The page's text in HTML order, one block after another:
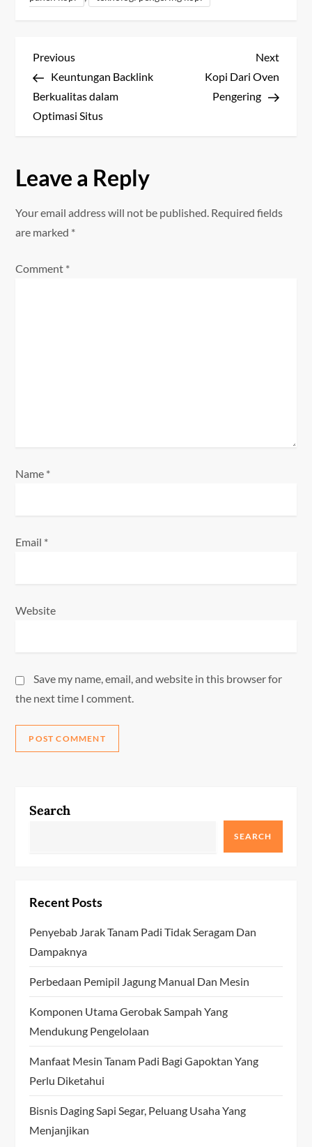
P
o
s
n
a
v
i
Previous
Post
Previous
Keuntungan Backlink
Berkualitas dalam
Optimasi Situs
Next
Post
Next
Kopi Dari Oven
Pengering
Leave a Reply
Your email address will not be published. Required fields
are marked *
Comment *
Name *
Email *
Website
Save my name, email, and website in this browser for
the next time I comment.
Search
SEARCH
Recent Posts
Penyebab Jarak Tanam Padi Tidak Seragam Dan
Dampaknya
Perbedaan Pemipil Jagung Manual Dan Mesin
Komponen Utama Gerobak Sampah Yang
Mendukung Pengelolaan
Manfaat Mesin Tanam Padi Bagi Gapoktan Yang
Perlu Diketahui
Bisnis Daging Sapi Segar, Peluang Usaha Yang
Menjanjikan